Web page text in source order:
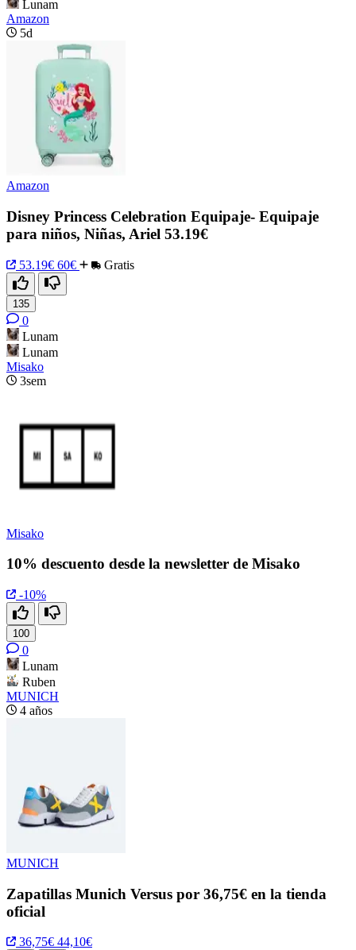
Lunam
Amazon
5d
Amazon
Disney Princess Celebration Equipaje- Equipaje
para niños, Niñas, Ariel 53.19€
53.19€ 60€ Gratis
135
0
Lunam
Lunam
Misako
3sem
Misako
10% descuento desde la newsletter de Misako
-10%
100
0
Lunam
Ruben
MUNICH
4 años
MUNICH
Zapatillas Munich Versus por 36,75€ en la tienda
oficial
36,75€ 44,10€